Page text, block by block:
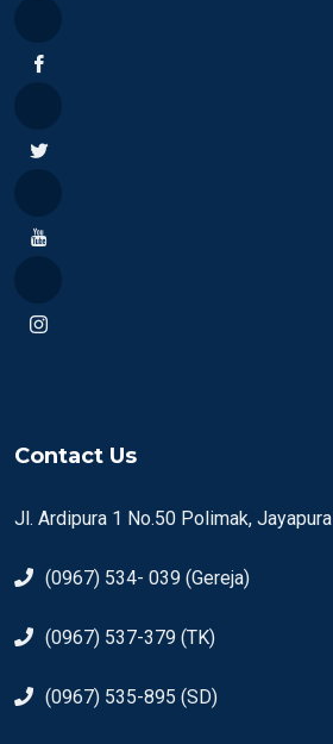
Contact Us
Jl. Ardipura 1 No.50 Polimak, Jayapura
(0967) 534- 039 (Gereja)
(0967) 537-379 (TK)
(0967) 535-895 (SD)